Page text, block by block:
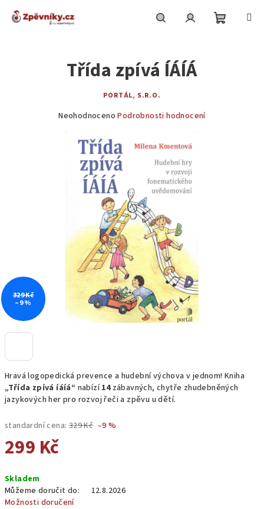
Hravá logopedická prevence a hudební výchova v jednom! Kniha
„Třída zpívá íáíá“ nabízí14zábavných, chytře zhudebněných
jazykových her pro rozvoj řeči a zpěvu u dětí.
standardní cena: 329 Kč –9 %
299 Kč
cena:
Skladem
Můžeme doručit do:
12.8.2026
Možnosti doručení
Třída zpívá ÍÁÍÁ
PORTÁL, S.R.O.
Průměrné
produktu
Neohodnoceno Podrobnosti hodnocení
329 Kč
–9 %